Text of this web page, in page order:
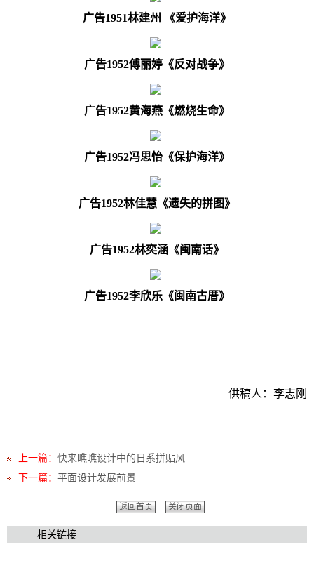
广告1951林建州 《爱护海洋》
广告1952傅丽婷《反对战争》
广告1952黄海燕 《燃烧生命》
广告1952冯思怡 《保护海洋》
广告1952林佳慧 《遗失的拼图》
广告1952林奕涵 《闽南话》
广告1952李欣乐《闽南古厝》
供稿人：李志刚
上一篇： 快来瞧瞧设计中的日系拼贴风
下一篇： 平面设计发展前景
返回首页 关闭页面
相关链接